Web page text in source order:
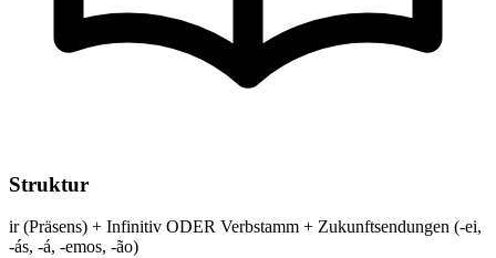
Struktur
ir (Präsens) + Infinitiv ODER Verbstamm + Zukunftsendungen (-ei,
-ás, -á, -emos, -ão)